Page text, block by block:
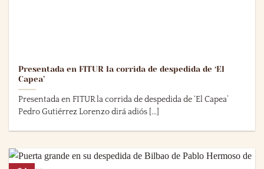
Presentada en FITUR la corrida de despedida de ‘El
Capea’
Presentada en FITUR la corrida de despedida de ‘El Capea’
Pedro Gutiérrez Lorenzo dirá adiós [...]